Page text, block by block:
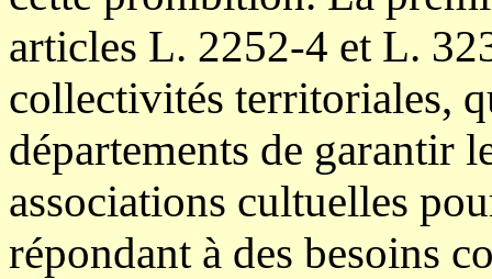
articles L. 2252-4 et L.
collectivités territoriales,
départements de garantir
associations cultuelles
répondant à des besoins